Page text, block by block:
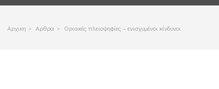
Αρχικη > Αρθρα > Οριακές πλειοψηφίες – ενισχυμένοι κίνδυνοι